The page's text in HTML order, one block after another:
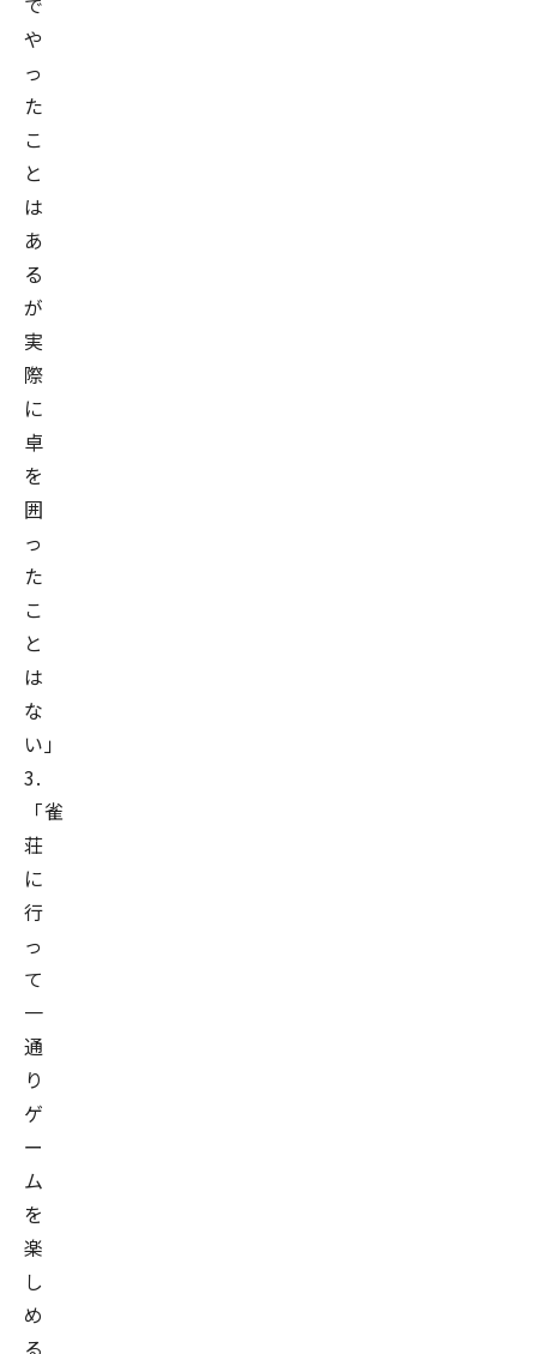
や
っ
た
こ
と
は
あ
る
が
実
際
に
卓
を
囲
っ
た
こ
と
は
な
い」
3.
「雀
荘
に
行
っ
て
一
通
り
ゲ
ー
ム
を
楽
し
め